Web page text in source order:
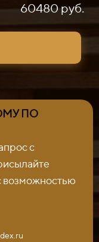
60480 руб.
ПО
с
возможностью